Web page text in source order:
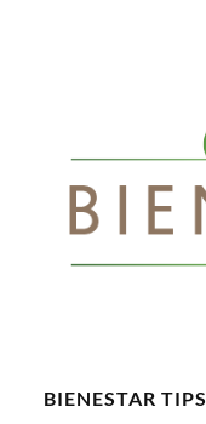
BIENESTAR TIPS